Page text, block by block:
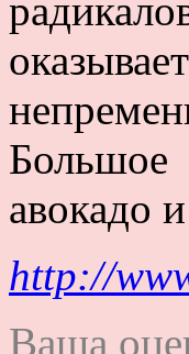
Большое
авокадо
http://
Ваша